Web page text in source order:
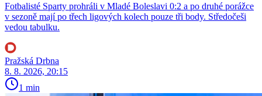
Fotbalisté Sparty prohráli v Mladé Boleslavi 0:2 a po druhé porážce
v sezoně mají po třech ligových kolech pouze tři body. Středočeši
vedou tabulku.
Pražská Drbna
8. 8. 2026, 20:15
1 min